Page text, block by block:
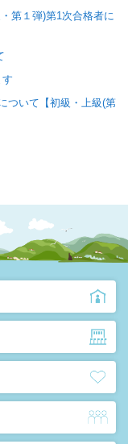
第１弾)第1次合格者に
ついて【初級・上級(第